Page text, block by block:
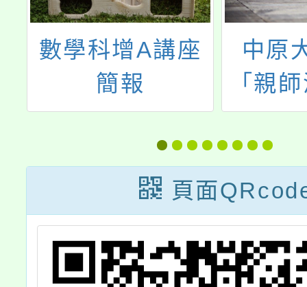
數學科增A講座
簡報
中原
「親
之線
情境
頁面